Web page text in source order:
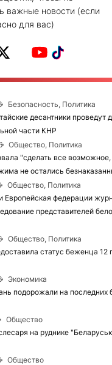
важные новости (если
для вас)
Безопасность, Политика
десантники проведут
части КНР
Общество, Политика
"сделать все возможное,
не остались
Общество, Политика
Европейская федерации
представителей
Общество, Политика
статус беженца 12
Экономика
подорожали на последних
Общество
на руднике
Общество